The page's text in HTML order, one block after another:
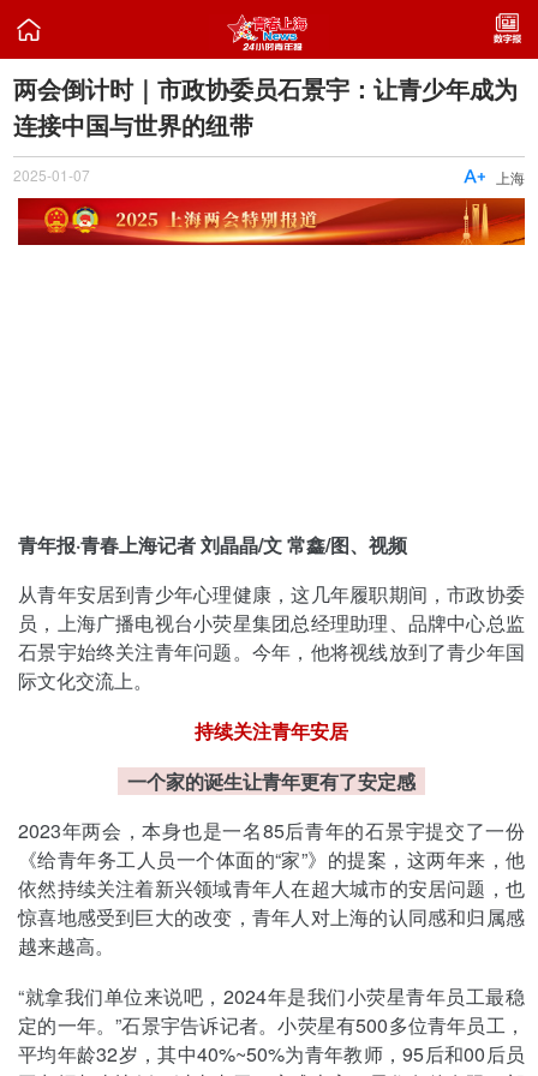

两会倒计时｜市政协委员石景宇：让青少年成为
连接中国与世界的纽带
2025-01-07 上海

青年报·青春上海记者 刘晶晶/文 常鑫/图、视频
从青年安居到青少年心理健康，这几年履职期间，市政协委
员，上海广播电视台小荧星集团总经理助理、品牌中心总监
石景宇始终关注青年问题。今年，他将视线放到了青少年国
际文化交流上。
持续关注青年安居
一个家的诞生让青年更有了安定感
2023年两会，本身也是一名85后青年的石景宇提交了一份
《给青年务工人员一个体面的“家”》的提案，这两年来，他
依然持续关注着新兴领域青年人在超大城市的安居问题，也
惊喜地感受到巨大的改变，青年人对上海的认同感和归属感
越来越高。
“就拿我们单位来说吧，2024年是我们小荧星青年员工最稳
定的一年。”石景宇告诉记者。小荧星有500多位青年员工，
平均年龄32岁，其中40%~50%为青年教师，95后和00后员